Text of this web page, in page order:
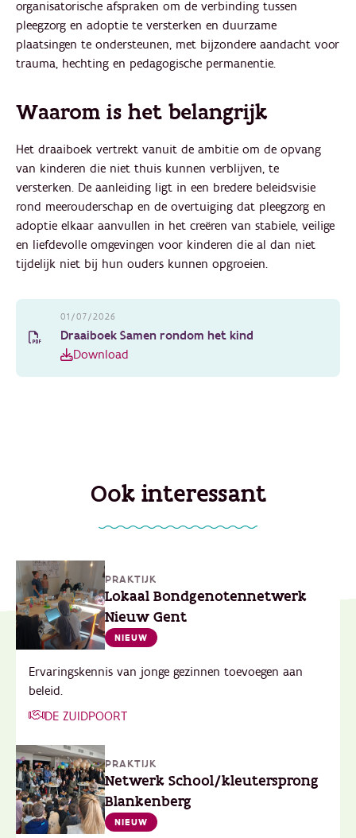
organisatorische afspraken om de verbinding tussen
pleegzorg en adoptie te versterken en duurzame
plaatsingen te ondersteunen, met bijzondere aandacht voor
trauma, hechting en pedagogische permanentie.
Waarom is het belangrijk
Het draaiboek vertrekt vanuit de ambitie om de opvang
van kinderen die niet thuis kunnen verblijven, te
versterken. De aanleiding ligt in een bredere beleidsvisie
rond meerouderschap en de overtuiging dat pleegzorg en
adoptie elkaar aanvullen in het creëren van stabiele, veilige
en liefdevolle omgevingen voor kinderen die al dan niet
tijdelijk niet bij hun ouders kunnen opgroeien.
01/07/2026
Draaiboek Samen rondom het kind
Download
Ook interessant
PRAKTIJK
Lokaal Bondgenotennetwerk
Nieuw Gent
NIEUW
Ervaringskennis van jonge gezinnen toevoegen aan
beleid.
DE ZUIDPOORT
PRAKTIJK
Netwerk School/kleutersprong
Blankenberg
NIEUW